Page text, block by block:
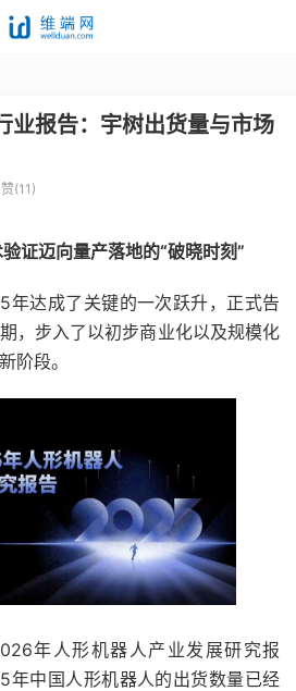
报告：宇树出货量与市场
赞(11 )
证迈向量产落地的“破晓时刻”
年达成了关键的一次跃升，正式告
，步入了以初步商业化以及规模化
阶段。
年人形机器人产业发展研究报
年中国人形机器人的出货数量已经